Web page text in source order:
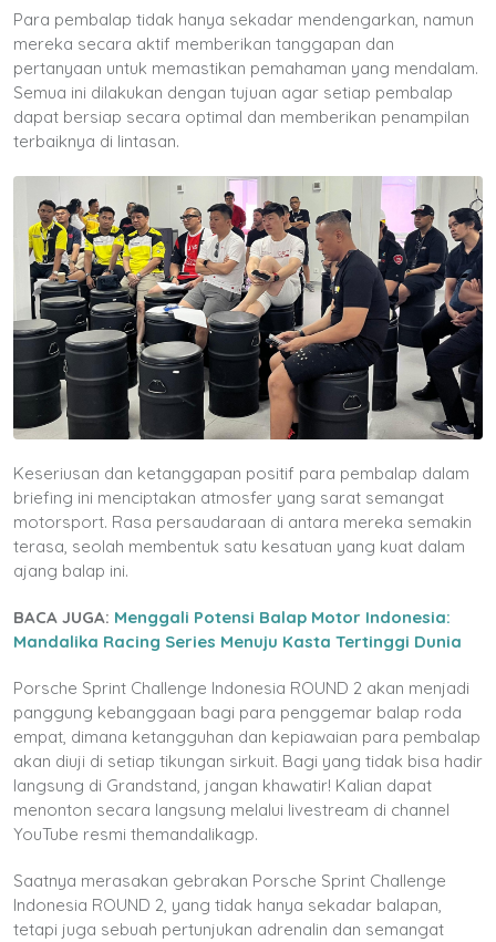
Para pembalap tidak hanya sekadar mendengarkan, namun
mereka secara aktif memberikan tanggapan dan
pertanyaan untuk memastikan pemahaman yang mendalam.
Semua ini dilakukan dengan tujuan agar setiap pembalap
dapat bersiap secara optimal dan memberikan penampilan
terbaiknya di lintasan.
Keseriusan dan ketanggapan positif para pembalap dalam
briefing ini menciptakan atmosfer yang sarat semangat
motorsport. Rasa persaudaraan di antara mereka semakin
terasa, seolah membentuk satu kesatuan yang kuat dalam
ajang balap ini.
BACA JUGA: Menggali Potensi Balap Motor Indonesia:
Mandalika Racing Series Menuju Kasta Tertinggi Dunia
Porsche Sprint Challenge Indonesia ROUND 2 akan menjadi
panggung kebanggaan bagi para penggemar balap roda
empat, dimana ketangguhan dan kepiawaian para pembalap
akan diuji di setiap tikungan sirkuit. Bagi yang tidak bisa hadir
langsung di Grandstand, jangan khawatir! Kalian dapat
menonton secara langsung melalui livestream di channel
YouTube resmi themandalikagp.
Saatnya merasakan gebrakan Porsche Sprint Challenge
Indonesia ROUND 2, yang tidak hanya sekadar balapan,
tetapi juga sebuah pertunjukan adrenalin dan semangat